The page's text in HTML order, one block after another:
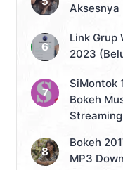
Aksesnya
Link Grup
2023
SiMontok
Bokeh
Bokeh
MP3